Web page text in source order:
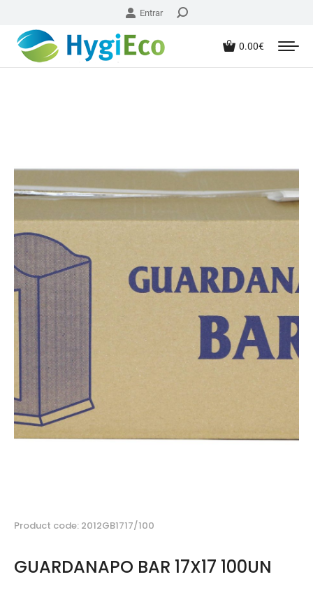
Entrar
0.00€
Product code: 2012GB1717/100
GUARDANAPO BAR 17X17 100UN